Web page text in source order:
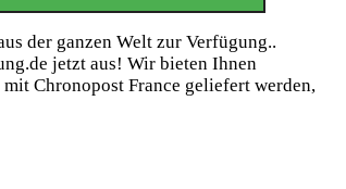
der ganzen Welt zur Verfügung..
jetzt aus! Wir bieten Ihnen
Chronopost France geliefert werden,